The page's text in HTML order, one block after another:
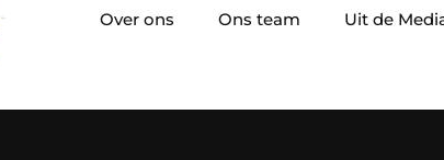
Over ons Ons team Uit de